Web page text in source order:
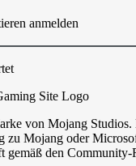
anmelden
von Mojang Studios.
zu Mojang oder
gemäß den